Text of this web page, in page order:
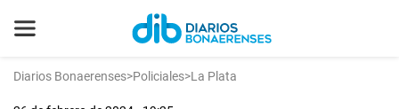
Diarios Bonaerenses>Policiales>La Plata